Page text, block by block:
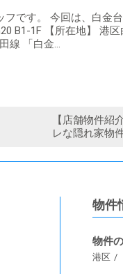
です。 今回は、白金
B1-1F 【所在地】 港
線 「白金…
【店舗物件紹
レな隠れ家物
物件
物件
港区